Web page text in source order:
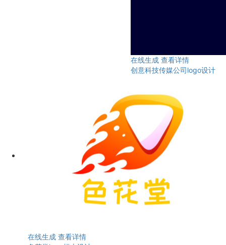
在线生成 查看详情
创意科技传媒公司logo设计
在线生成 查看详情